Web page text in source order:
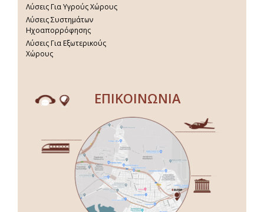
Λύσεις Για Υγρούς Χώρους
Λύσεις Συστημάτων
Ηχοαπορρόφησης
Λύσεις Για Εξωτερικούς
Χώρους
ΕΠΙΚΟΙΝΩΝΙΑ